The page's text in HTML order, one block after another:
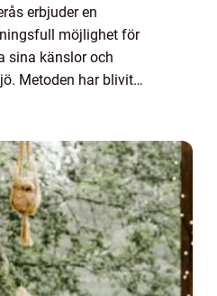
erbjuder en
möjlighet för
sina känslor och
Metoden har blivit